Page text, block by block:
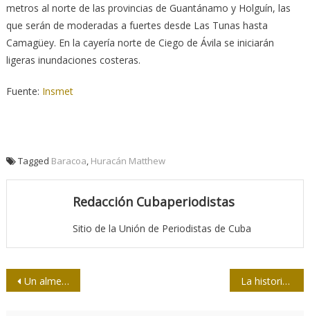
metros al norte de las provincias de Guantánamo y Holguín, las
que serán de moderadas a fuertes desde Las Tunas hasta
Camagüey. En la cayería norte de Ciego de Ávila se iniciarán
ligeras inundaciones costeras.
Fuente: Insmet
Tagged Baracoa, Huracán Matthew
Redacción Cubaperiodistas
Sitio de la Unión de Periodistas de Cuba
Navegación
Un almendrón, ¿dos banderas? La historia de Matthew contada desde Facebook